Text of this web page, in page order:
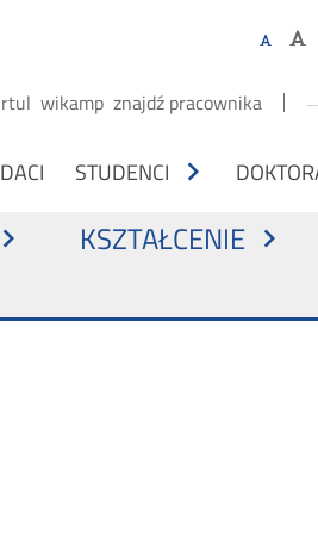
wikamp znajdź pracownika
NA OSOBYSTUDENCI chevron_right
chevron_right KSZTAŁCENIE chevron_right